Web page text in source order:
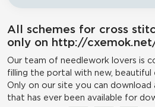
All schemes for cross
only on http://
Our team of needlework lovers is
filling the portal with new, beautiful
Only on our site you can download
that has ever been available for